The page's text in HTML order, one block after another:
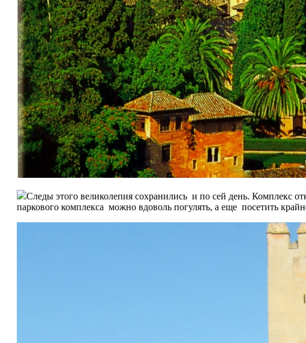
Следы этого великолепия сохранились и по сей день. Комплекс
паркового комплекса можно вдоволь погулять, а еще посетить